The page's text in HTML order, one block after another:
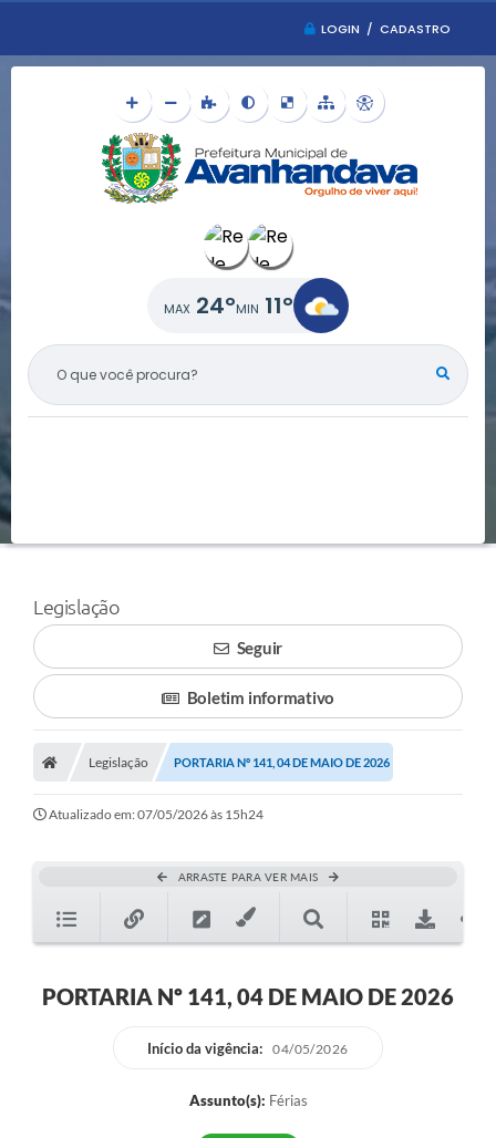
LOGIN / CADASTRO
O QUE VOCÊ PROCURA?
24° 11°
Legislação
Seguir
Boletim informativo
Legislação PORTARIA Nº 141, 04 DE MAIO DE 2026
Atualizado em: 07/05/2026 às 15h24
ARRASTE PARA VER MAIS
PORTARIA Nº 141, 04 DE MAIO DE 2026
Início da vigência: 04/05/2026
Assunto(s): Férias